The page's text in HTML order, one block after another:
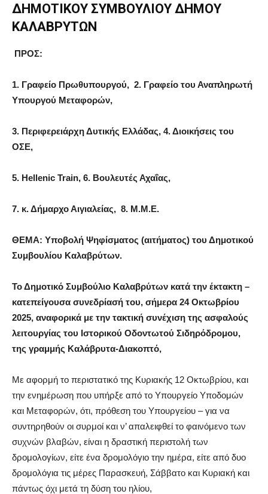
ΔΗΜΟΤΙΚΟΥ ΣΥΜΒΟΥΛΙΟΥ ΔΗΜΟΥ
ΚΑΛΑΒΡΥΤΩΝ
ΠΡΟΣ:
1. Γραφείο Πρωθυπουργού, 2. Γραφείο του Αναπληρωτή
Υπουργού Μεταφορών,
3. Περιφερειάρχη Δυτικής Ελλάδας, 4. Διοικήσεις του
ΟΣΕ,
5. Hellenic Train, 6. Βουλευτές Αχαΐας,
7. κ. Δήμαρχο Αιγιαλείας, 8. Μ.Μ.Ε.
ΘΕΜΑ: Υποβολή Ψηφίσματος (αιτήματος) του Δημοτικού
Συμβουλίου Καλαβρύτων.
Το Δημοτικό Συμβούλιο Καλαβρύτων κατά την έκτακτη –
κατεπείγουσα συνεδρίασή του, σήμερα 24 Οκτωβρίου
2025, αναφορικά με την τακτική συνέχιση της ασφαλούς
λειτουργίας του Ιστορικού Οδοντωτού Σιδηρόδρομου,
της γραμμής Καλάβρυτα-Διακοπτό,
Με αφορμή το περιστατικό της Κυριακής 12 Οκτωβρίου, και
την ενημέρωση που υπήρξε από το Υπουργείο Υποδομών
και Μεταφορών, ότι, πρόθεση του Υπουργείου – για να
συντηρηθούν οι συρμοί και ν’ απαλειφθεί το φαινόμενο των
συχνών βλαβών, είναι η δραστική περιστολή των
δρομολογίων, είτε ένα δρομολόγιο την ημέρα, είτε από δυο
δρομολόγια τις μέρες Παρασκευή, Σάββατο και Κυριακή και
πάντως όχι μετά τη δύση του ηλίου,